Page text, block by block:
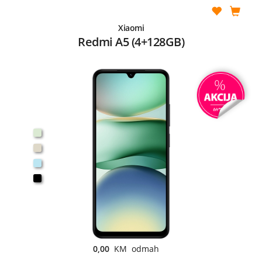
Xiaomi
Redmi A5 (4+128GB)
0,00 KM odmah